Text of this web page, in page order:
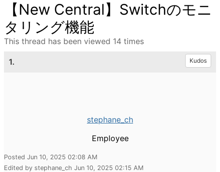
【New Central】Switchのモニ
タリング機能
This thread has been viewed 14 times
1. Kudos
stephane_ch
Employee
Posted Jun 10, 2025 02:08 AM
Edited by stephane_ch Jun 10, 2025 02:15 AM